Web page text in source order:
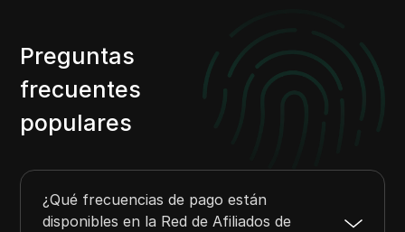
Preguntas
frecuentes
populares
¿Qué frecuencias de pago están
disponibles en la Red de Afiliados de